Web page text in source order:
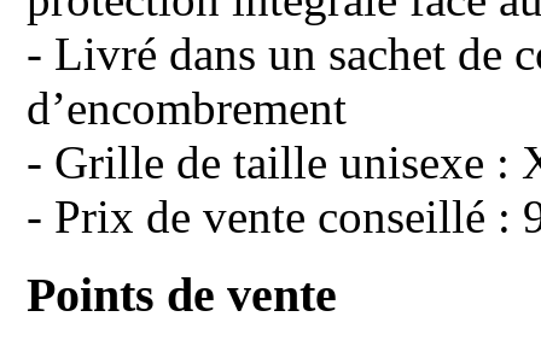
- Livré dans un sachet de
d’encombrement
- Grille de taille unisexe :
- Prix de vente conseillé :
Points de vente